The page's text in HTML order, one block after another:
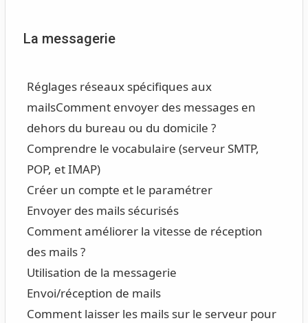
La messagerie
Réglages réseaux spécifiques aux
mailsComment envoyer des messages en
dehors du bureau ou du domicile ?
Comprendre le vocabulaire (serveur SMTP,
POP, et IMAP)
Créer un compte et le paramétrer
Envoyer des mails sécurisés
Comment améliorer la vitesse de réception
des mails ?
Utilisation de la messagerie
Envoi/réception de mails
Comment laisser les mails sur le serveur pour